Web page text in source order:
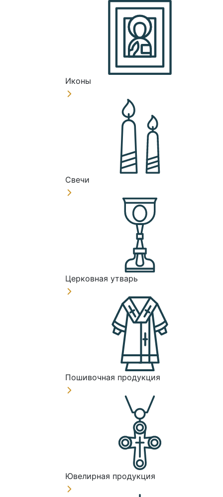
Иконы
Свечи
Церковная утварь
Пошивочная продукция
Ювелирная продукция